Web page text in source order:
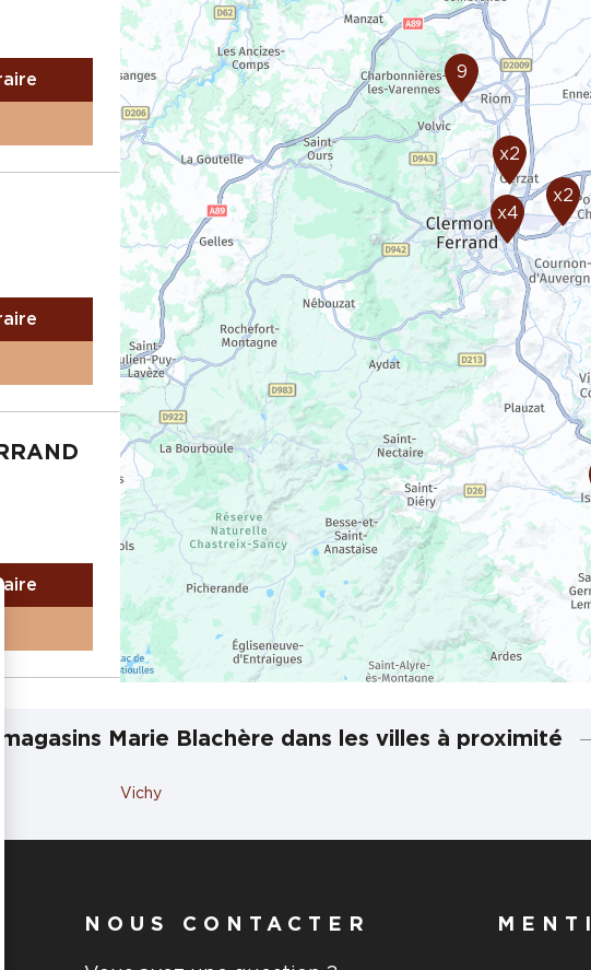
9
x2
x2
x4
magasins Marie Blachère dans les villes à proximité
Vichy
NOUS CONTACTER